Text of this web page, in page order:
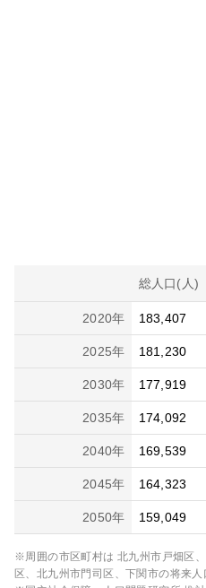
総人口(人)
2020年 183,407
2025年 181,230
2030年 177,919
2035年 174,092
2040年 169,539
2045年 164,323
2050年 159,049
※周囲の市区町村は 北九州市戸畑区
区、北九州市門司区、下関市の将来人